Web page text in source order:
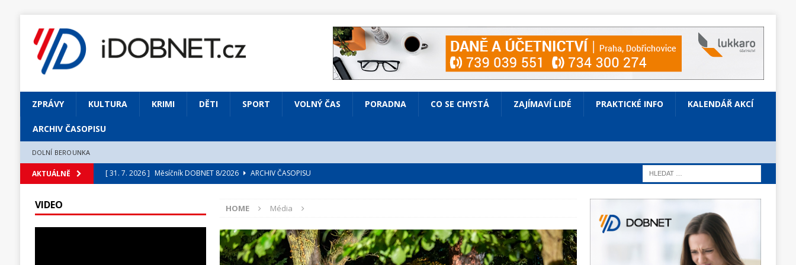
ZPRÁVY KULTURA KRIMI DĚTI SPORT VOLNÝ ČAS PORADNA CO SE CHYSTÁ ZAJÍMAVÍ LIDÉ PRAKTICKÉ INFO KALENDÁŘ AKCÍ
ARCHIV ČASOPISU
DOLNÍ BEROUNKA
AKTUÁLNĚ [ 31. 7. 2026 ] Měsíčník DOBNET 8/2026
ARCHIV ČASOPISU
[ 31. 7. 2026 ] Jednou Slavoj, vždycky Slavoj!
VOLNÝ ČAS
Zámek Liteň rozezní hvězdně obsazená Prodaná nevěsta
KULTURA
Výjimečný zážitek: mexické belcanto ve Všenorech KULTURA
HOME Média
VIDEO